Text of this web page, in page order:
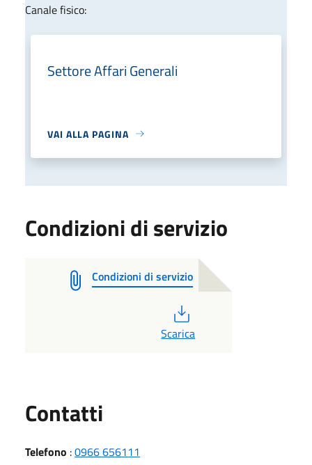
Canale fisico:
Settore Affari Generali
VAI ALLA PAGINA
Condizioni di servizio
Condizioni di servizio
Scarica
Contatti
Telefono :0966 656111